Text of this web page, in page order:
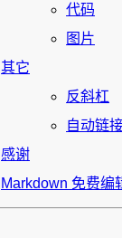
代码
图片
其它
反斜杠
自动链
感谢
Markdown 免费编